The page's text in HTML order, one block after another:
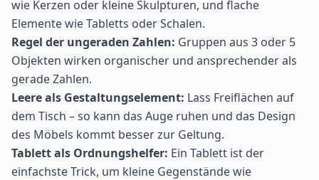
wie Kerzen oder kleine Skulpturen, und flache
Elemente wie Tabletts oder Schalen.
Regel der ungeraden Zahlen: Gruppen aus 3 oder 5
Objekten wirken organischer und ansprechender als
gerade Zahlen.
Leere als Gestaltungselement: Lass Freiflächen auf
dem Tisch – so kann das Auge ruhen und das Design
des Möbels kommt besser zur Geltung.
Tablett als Ordnungshelfer: Ein Tablett ist der
einfachste Trick, um kleine Gegenstände wie